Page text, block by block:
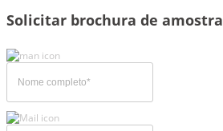
Solicitar brochura de amostra